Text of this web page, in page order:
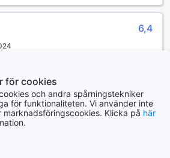
på Nan NapaResort
sina gäster bekväma och
för att göra vistelsen så
har en rymlig parkering på
för bilburna resenärer att
krångel. Denna parkering är helt
du kan njuta av din tid på resorten
för extra kostnader relaterade till
dig friheten att utforska den vackra
6,4
วามสะอาดไม่ค่อยดีเท่ารัยแต่ก็โอเค
นดูแลดีเมื่อเกิดปัญหาก็สามารถแก้ไข
ลี่ยนห้องได้เลย ประทับใจมาก แนะนำค่ะ
ป็นส่วนตัว อาหารการกินก็หาได้ง่ายค่ะ
อาจเป็็็นเพราะที่พักน่าจะก่อตั้งมานาน
för cookies
och andra spårningstekniker
för funktionaliteten. Vi använder inte
marknadsföringscookies. Klicka på här